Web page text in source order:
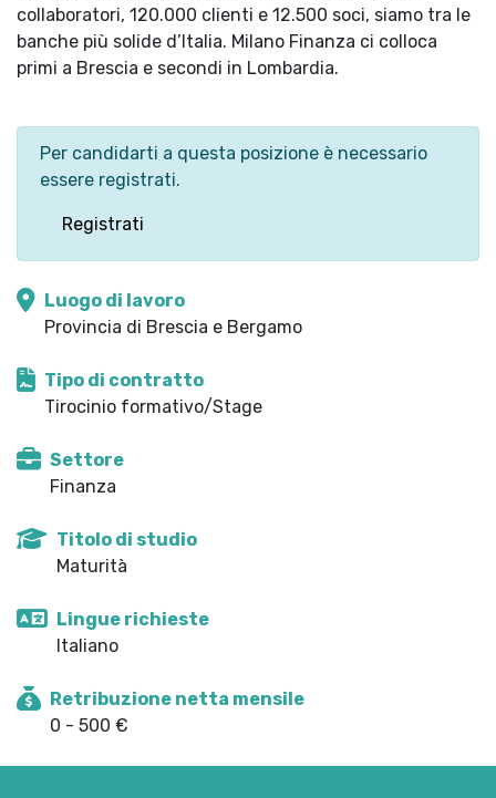
collaboratori, 120.000 clienti e 12.500 soci, siamo tra le
banche più solide d’Italia. Milano Finanza ci colloca
primi a Brescia e secondi in Lombardia.
Per candidarti a questa posizione è necessario
essere registrati.
Registrati
Luogo di lavoro
Provincia di Brescia e Bergamo
Tipo di contratto
Tirocinio formativo/Stage
Settore
Finanza
Titolo di studio
Maturità
Lingue richieste
Italiano
Retribuzione netta mensile
0 - 500 €